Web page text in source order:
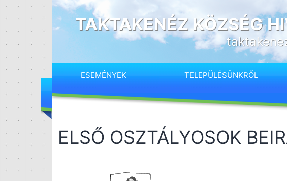
Ugrás
TAKTAKENÉZ KÖZSÉG
ESEMÉNYEK TELEPÜLÉSÜNKRŐL
ELSŐ OSZTÁLYOSOK